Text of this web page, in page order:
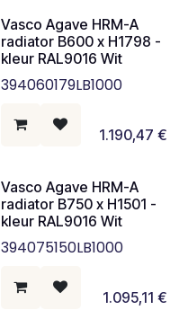
Vasco Agave HRM-A
radiator B600 x H1798 -
kleur RAL9016 Wit
394060179LB1000
1.190,47 €
Vasco Agave HRM-A
radiator B750 x H1501 -
kleur RAL9016 Wit
394075150LB1000
1.095,11 €